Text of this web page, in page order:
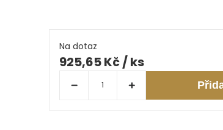
Na dotaz
925,65 Kč/ ks